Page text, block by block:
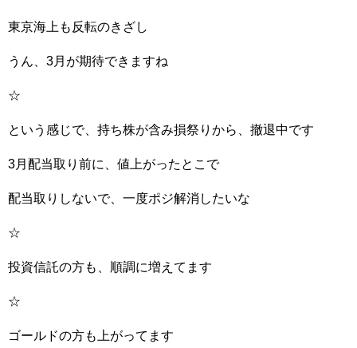
東京海上も反転のきざし
うん、3月が期待できますね
☆
という感じで、持ち株が含み損祭りから、撤退中です
3月配当取り前に、値上がったとこで
配当取りしないで、一度ポジ解消したいな
☆
投資信託の方も、順調に増えてます
☆
ゴールドの方も上がってます